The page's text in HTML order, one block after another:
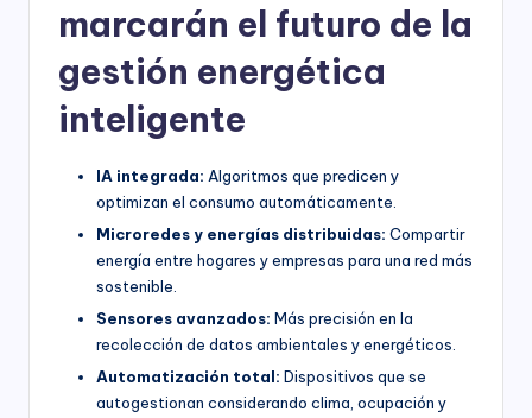
marcarán el futuro de la
gestión energética
inteligente
IA integrada: Algoritmos que predicen y
optimizan el consumo automáticamente.
Microredes y energías distribuidas: Compartir
energía entre hogares y empresas para una red más
sostenible.
Sensores avanzados: Más precisión en la
recolección de datos ambientales y energéticos.
Automatización total: Dispositivos que se
autogestionan considerando clima, ocupación y